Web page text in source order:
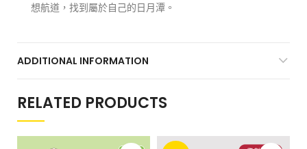
想航道，找到屬於自己的日月潭。
ADDITIONAL INFORMATION
RELATED PRODUCTS